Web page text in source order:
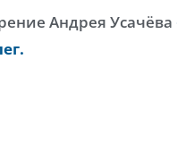
Андрея Усачёва